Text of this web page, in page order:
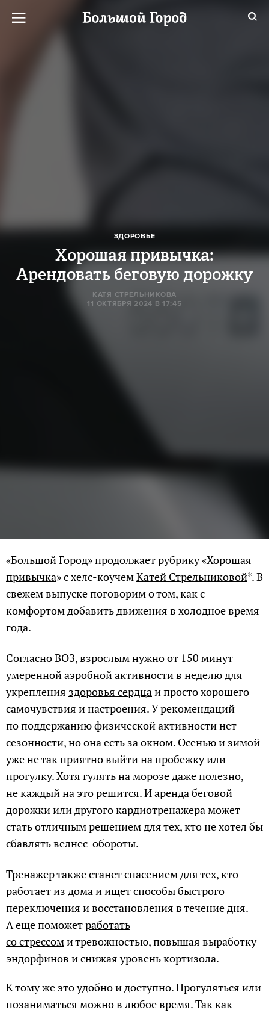
ЗДОРОВЬЕ
Хорошая привычка:
Арендовать беговую дорожку
КАТЯ СТРЕЛЬНИКОВА
11 ОКТЯБРЯ 2024 В 17:45
«Большой Город» продолжает рубрику «Хорошая
привычка» с хелс-коучемКатей Стрельниковой*. В
свежем выпуске поговорим о том, как с
комфортом добавить движения в холодное время
года.
СогласноВОЗ, взрослым нужно от 150 минут
умеренной аэробной активности в неделю для
укрепления здоровья сердцаи просто хорошего
самочувствия и настроения. У рекомендаций
по поддержанию физической активности нет
сезонности, но она есть за окном. Осенью и зимой
уже не так приятно выйти на пробежку или
прогулку. Хотя гулять на морозе даже полезно,
не каждый на это решится. И аренда беговой
дорожки или другого кардиотренажера может
стать отличным решением для тех, кто не хотел бы
сбавлять велнес-обороты.
Тренажер также станет спасением для тех, кто
работает из дома и ищет способы быстрого
переключения и восстановления в течение дня.
А еще поможетработать
со стрессоми тревожностью, повышая выработку
эндорфинов и снижая уровень кортизола.
К тому же это удобно и доступно. Прогуляться или
позаниматься можно в любое время. Так как